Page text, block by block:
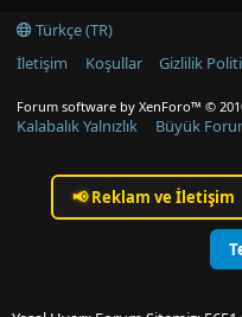
Türkçe (TR)
İletişim
Koşullar Gizlilik
Forum software by XenForo™ ©
Kalabalık Yalnızlık Büyük
📢Reklam ve İletişim